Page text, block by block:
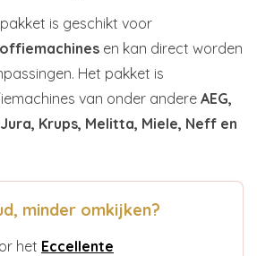
is geschikt voor
en kan direct worden
Het pakket is
van onder andere AEG,
Krups, Melitta, Miele, Neff en
minder omkijken?
het Eccellente